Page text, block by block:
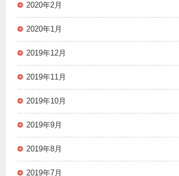
2020年2月
2020年1月
2019年12月
2019年11月
2019年10月
2019年9月
2019年8月
2019年7月